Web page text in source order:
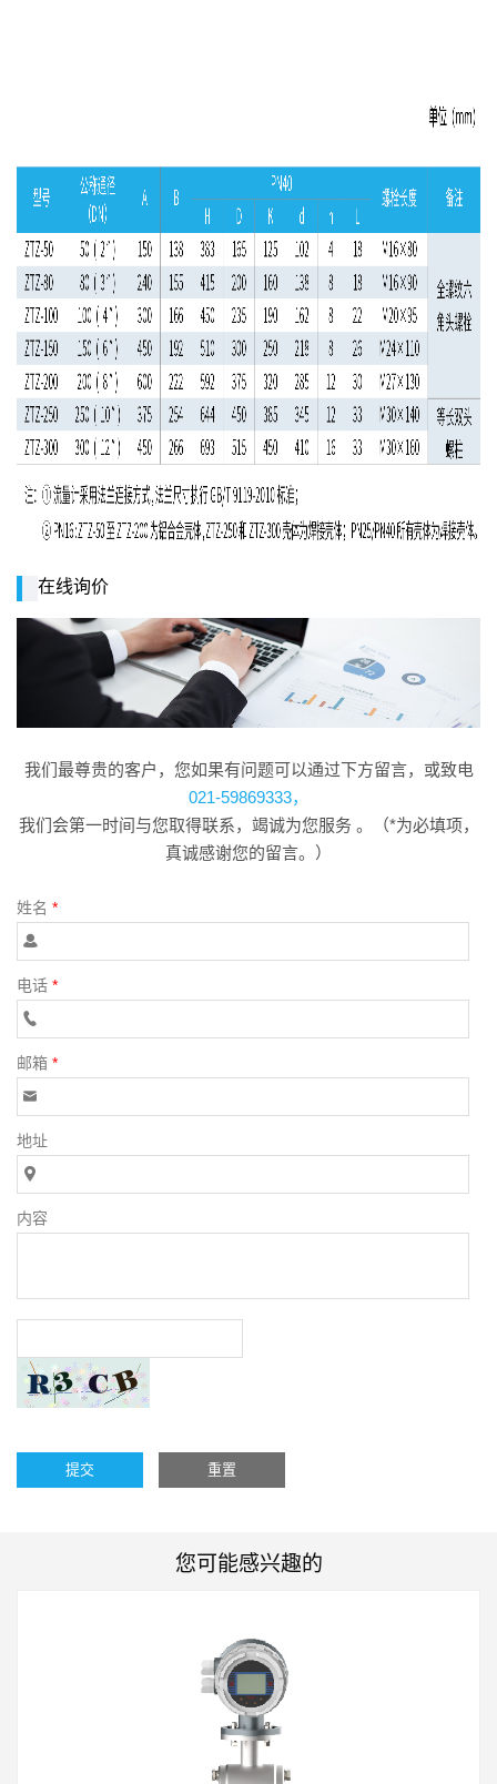
在线询价
我们最尊贵的客户，您如果有问题可以通过下方留言，或致电
021-59869333，
我们会第一时间与您取得联系，竭诚为您服务 。（*为必填项，
真诚感谢您的留言。）
姓名 *
电话 *
邮箱 *
地址
内容
提交 重置
您可能感兴趣的